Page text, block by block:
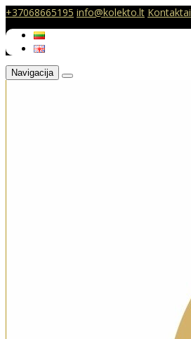
+37068665195 info@kolekto.lt Kontaktai
Navigacija